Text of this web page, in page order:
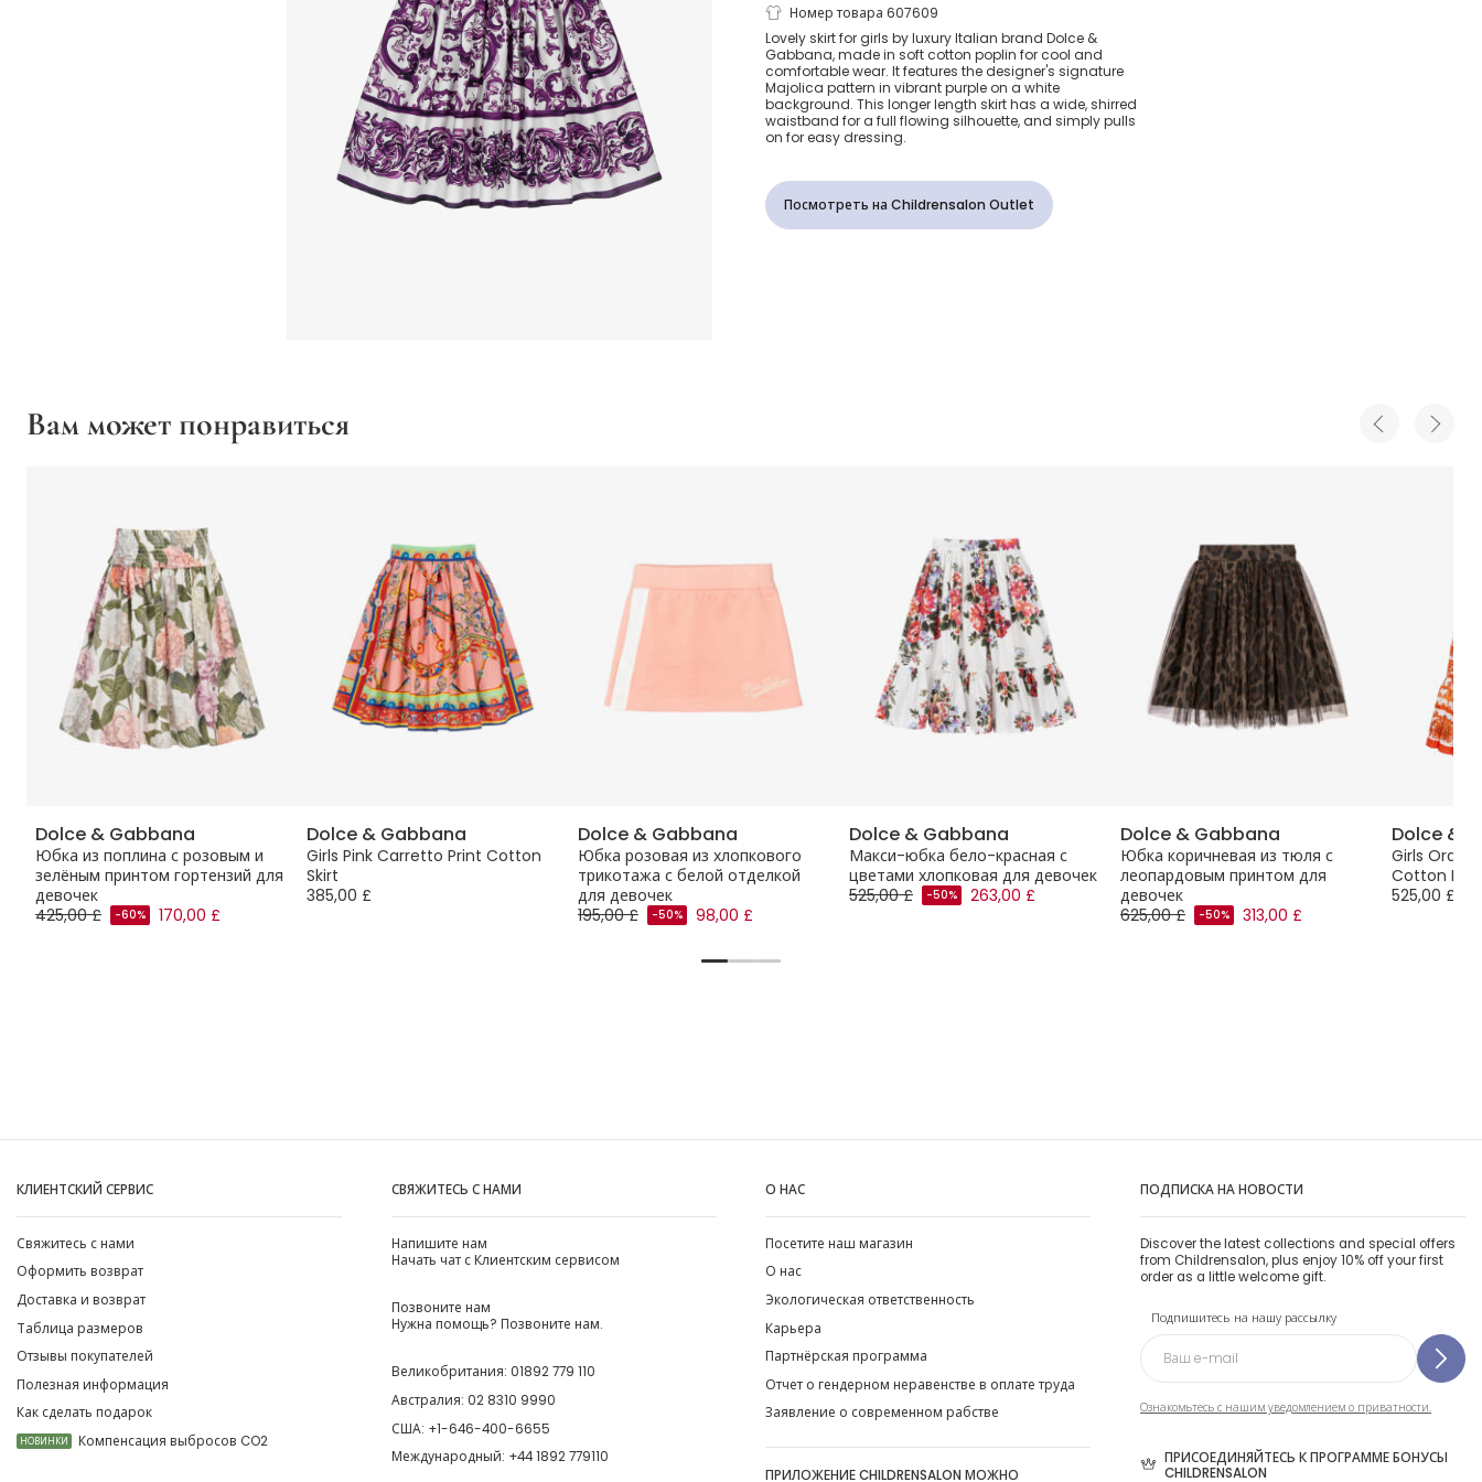
Girls Purple Majolica
Print Cotton Skirt
with Shirred Waist
Номер товара 607609
Lovely skirt for girls by luxury Italian brand Dolce &
Gabbana, made in soft cotton poplin for cool and
comfortable wear. It features the designer's signature
Majolica pattern in vibrant purple on a white
background. This longer length skirt has a wide, shirred
waistband for a full flowing silhouette, and simply pulls
on for easy dressing.
Посмотреть на Childrensalon Outlet
Вам может понравиться
Dolce & Gabbana
Юбка из поплина с розовым и
зелёным принтом гортензий для
девочек
425,00 £
-60% 170,00 £
Dolce & Gabbana
Girls Pink Carretto Print Cotton
Skirt
385,00 £
Dolce & Gabbana
Юбка розовая из хлопкового
трикотажа с белой отделкой
для девочек
195,00 £
-50% 98,00 £
Dolce & Gabbana
Макси-юбка бело-красная с
цветами хлопковая для девочек
525,00 £
-50% 263,00 £
Dolce & Gabbana
Юбка коричневая из тюля с
леопардовым принтом для
девочек
625,00 £
-50% 313,00 £
Dolce &
Girls
Cotton
525,00 £
КЛИЕНТСКИЙ СЕРВИС
Свяжитесь с нами
Оформить возврат
Доставка и возврат
Таблица размеров
Отзывы покупателей
Полезная информация
Как сделать подарок
НОВИНКИ Компенсация выбросов CO2
СВЯЖИТЕСЬ С НАМИ
Напишите нам
Начать чат с Клиентским сервисом
Позвоните нам
Нужна помощь? Позвоните нам.
Великобритания: 01892 779 110
Австралия: 02 8310 9990
США: +1-646-400-6655
Международный: +44 1892 779110
О НАС
Посетите наш магазин
О нас
Экологическая ответственность
Карьера
Партнёрская программа
Отчет о гендерном неравенстве в оплате труда
Заявление о современном рабстве
ПРИЛОЖЕНИЕ CHILDRENSALON МОЖНО
ПОДПИСКА НА НОВОСТИ
Discover the latest collections and special offers
from Childrensalon, plus enjoy 10% off your first
order as a little welcome gift.
Подпишитесь на нашу рассылку
Ознакомьтесь с нашим уведомлением о приватности.
ПРИСОЕДИНЯЙТЕСЬ К ПРОГРАММЕ БОНУСЫ
CHILDRENSALON